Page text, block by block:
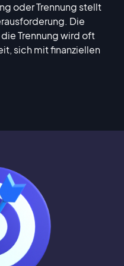
oder Trennung stellt
Die
Trennung wird oft
sich mit finanziellen